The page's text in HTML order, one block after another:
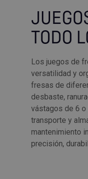
TODO
Los juegos de
versatilidad y
fresas de
desbaste,
vástagos de 6
transporte y
mantenimiento
precisión,